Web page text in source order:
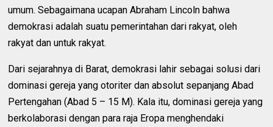
umum. Sebagaimana ucapan Abraham Lincoln bahwa
demokrasi adalah suatu pemerintahan dari rakyat, oleh
rakyat dan untuk rakyat.
Dari sejarahnya di Barat, demokrasi lahir sebagai solusi dari
dominasi gereja yang otoriter dan absolut sepanjang Abad
Pertengahan (Abad 5 – 15 M). Kala itu, dominasi gereja yang
berkolaborasi dengan para raja Eropa menghendaki